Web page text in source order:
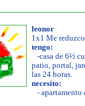
leonor
1x1 Me
tengo:
-casa de 6½
patio, portal,
las 24 horas.
necesito:
- apartamento